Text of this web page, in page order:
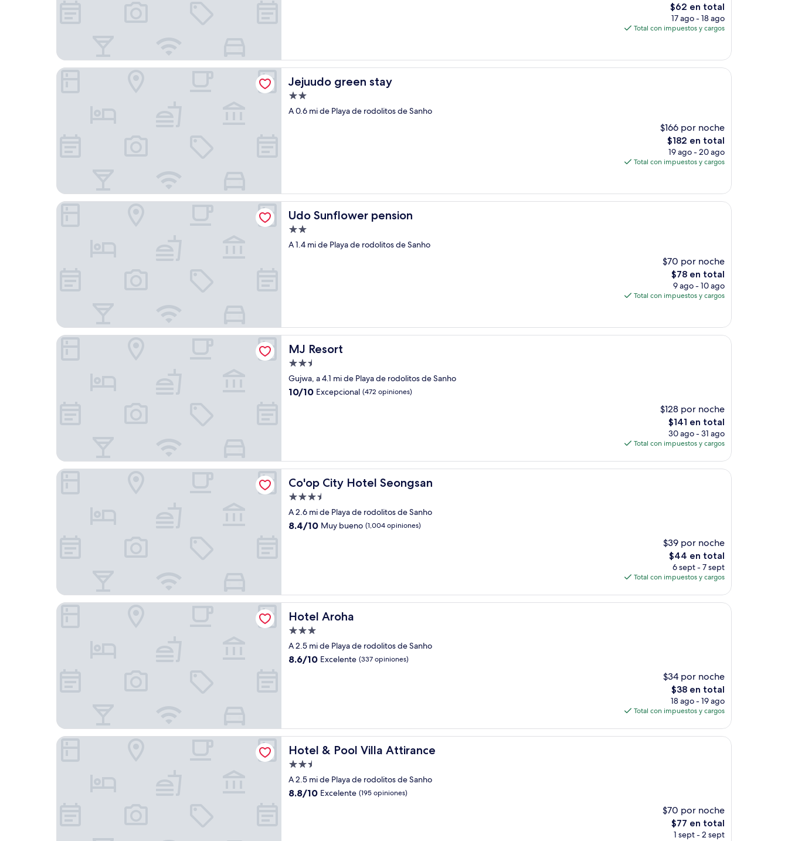
El
precio
actual
$62
$62 en total
17 ago - 18 ago
Total con impuestos y cargos
Jejuudo green stay
Jejuudo green stay
Propiedad
de
A 0.6 mi de Playa de rodolitos de Sanho
$166 por noche
El
precio
actual
$182
$182 en total
19 ago - 20 ago
Total con impuestos y cargos
Jejuudo green stay
Udo Sunflower pension
Udo Sunflower pension
Propiedad
de
A 1.4 mi de Playa de rodolitos de Sanho
$70 por noche
El
precio
actual
$78
$78 en total
9 ago - 10 ago
Total con impuestos y cargos
Udo Sunflower pension
MJ Resort
MJ Resort
Propiedad
de
2.5
Gujwa, a 4.1 mi de Playa de rodolitos de Sanho
10.0
10/10 Excepcional (472 opiniones)
$128 por noche
El
precio
actual
de
$141 en total
30 ago - 31 ago
Total con impuestos y cargos
MJ Resort
Co'op City Hotel Seongsan
Co'op City Hotel Seongsan
Propiedad
de
3.5
A 2.6 mi de Playa de rodolitos de Sanho
8.4
8.4/10 Muy bueno (1,004 opiniones)
$39 por noche
El
precio
actual
de
$44 en total
6 sept - 7 sept
Total con impuestos y cargos
Co'op City Hotel Seongsan
Hotel Aroha
Hotel Aroha
Propiedad
de
3.0
A 2.5 mi de Playa de rodolitos de Sanho
8.6
8.6/10 Excelente (337 opiniones)
$34 por noche
El
precio
actual
de
$38 en total
18 ago - 19 ago
Total con impuestos y cargos
Hotel Aroha
Hotel & Pool Villa Attirance
Hotel & Pool Villa Attirance
Propiedad
de
2.5
A 2.5 mi de Playa de rodolitos de Sanho
8.8
8.8/10 Excelente (195 opiniones)
$70 por noche
El
precio
$77 en total
1 sept - 2 sept
Hotel & Pool Villa Attirance